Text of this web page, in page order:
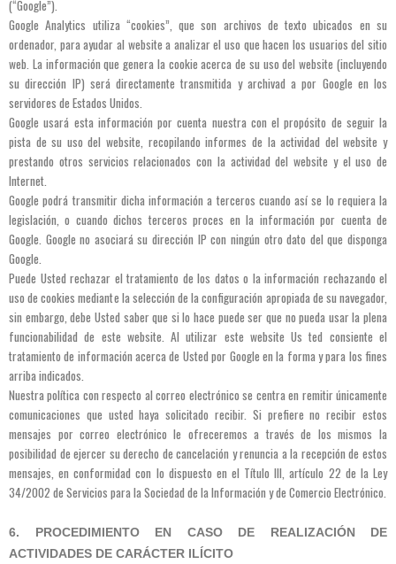
(“Google”).
Google Analytics utiliza “cookies”, que son archivos de texto ubicados en su
ordenador, para ayudar al website a analizar el uso que hacen los usuarios del sitio
web. La información que genera la cookie acerca de su uso del website (incluyendo
su dirección IP) será directamente transmitida y archivad a por Google en los
servidores de Estados Unidos.
Google usará esta información por cuenta nuestra con el propósito de seguir la
pista de su uso del website, recopilando informes de la actividad del website y
prestando otros servicios relacionados con la actividad del website y el uso de
Internet.
Google podrá transmitir dicha información a terceros cuando así se lo requiera la
legislación, o cuando dichos terceros proces en la información por cuenta de
Google. Google no asociará su dirección IP con ningún otro dato del que disponga
Google.
Puede Usted rechazar el tratamiento de los datos o la información rechazando el
uso de cookies mediante la selección de la configuración apropiada de su navegador,
sin embargo, debe Usted saber que si lo hace puede ser que no pueda usar la plena
funcionabilidad de este website. Al utilizar este website Us ted consiente el
tratamiento de información acerca de Usted por Google en la forma y para los fines
arriba indicados.
Nuestra política con respecto al correo electrónico se centra en remitir únicamente
comunicaciones que usted haya solicitado recibir. Si prefiere no recibir estos
mensajes por correo electrónico le ofreceremos a través de los mismos la
posibilidad de ejercer su derecho de cancelación y renuncia a la recepción de estos
mensajes, en conformidad con lo dispuesto en el Título III, artículo 22 de la Ley
34/2002 de Servicios para la Sociedad de la Información y de Comercio Electrónico.
6. PROCEDIMIENTO EN CASO DE REALIZACIÓN DE
ACTIVIDADES DE CARÁCTER ILÍCITO